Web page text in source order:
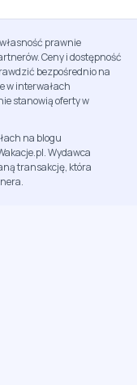
prawnie
Ceny i dostępność
bezpośrednio na
w interwałach
stanowią oferty w
na blogu
Wydawca
transakcję, która